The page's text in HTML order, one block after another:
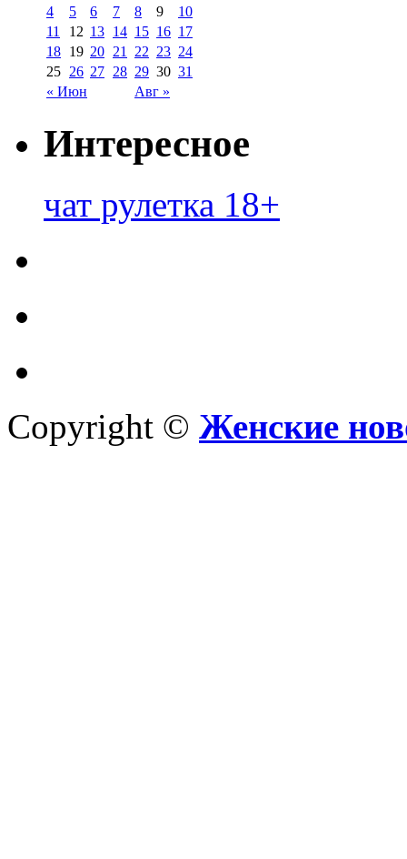
« Июн Авг »
4
5 6 7 8 9
10
11
12 13 14 15 16 17
18 19 20 21 22 23 24
25 26 27 28 29 30 31
Интересное
чат рулетка 18+
Copyright © Женские